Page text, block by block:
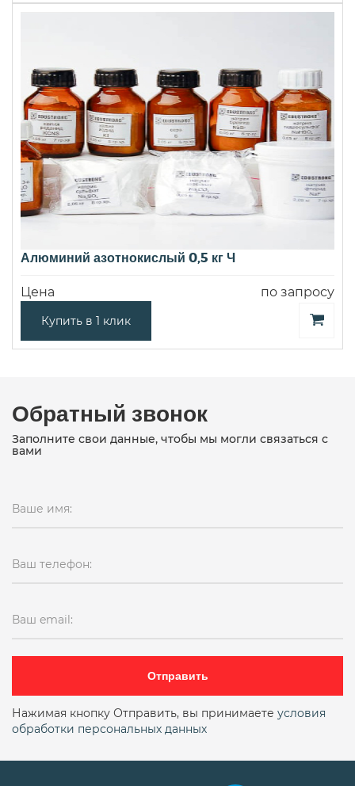
Алюминий азотнокислый 0,5 кг Ч
Цена по запросу
Купить в 1 клик
Обратный звонок
Заполните свои данные, чтобы мы могли связаться с
вами
Ваше имя:
Ваш телефон:
Ваш email:
Отправить
Нажимая кнопку Отправить, вы принимаете условия
обработки персональных данных